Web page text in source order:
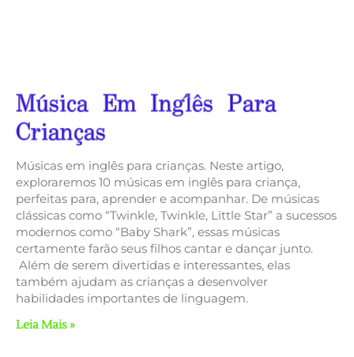
Música Em Inglês Para
Crianças
Músicas em inglês para crianças. Neste artigo,
exploraremos 10 músicas em inglês para criança,
perfeitas para, aprender e acompanhar. De músicas
clássicas como “Twinkle, Twinkle, Little Star” a sucessos
modernos como “Baby Shark”, essas músicas
certamente farão seus filhos cantar e dançar junto.
Além de serem divertidas e interessantes, elas
também ajudam as crianças a desenvolver
habilidades importantes de linguagem.
Leia Mais »